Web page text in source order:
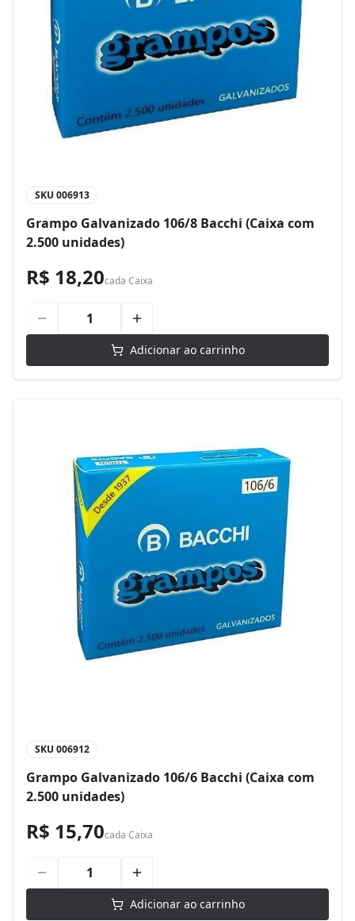
SKU 006913
Grampo Galvanizado 106/8 Bacchi (Caixa com
2.500 unidades)
R$ 18,20cada Caixa
Adicionar ao carrinho
SKU 006912
Grampo Galvanizado 106/6 Bacchi (Caixa com
2.500 unidades)
R$ 15,70cada Caixa
Adicionar ao carrinho